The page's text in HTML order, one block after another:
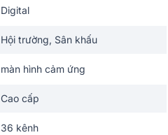
Digital
Hội trường, Sân khấu
màn hình cảm ứng
Cao cấp
36 kênh